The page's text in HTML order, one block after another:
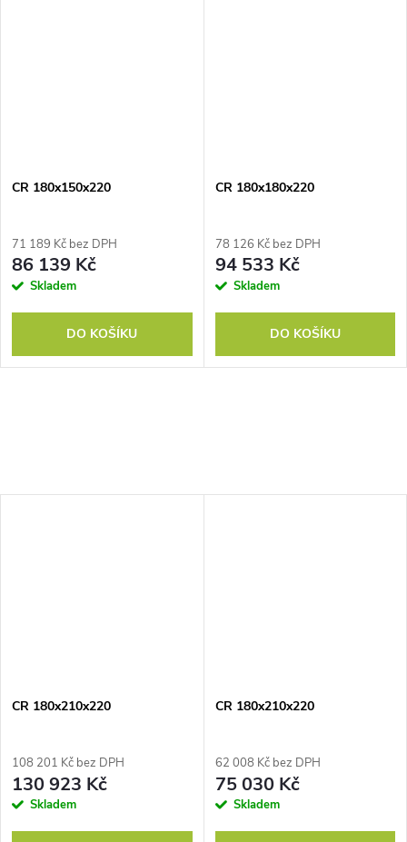
CR 180x150x220
71 189 Kč bez DPH
86 139 Kč
Skladem
DO KOŠÍKU
CR 180x180x220
78 126 Kč bez DPH
94 533 Kč
Skladem
DO KOŠÍKU
CR 180x210x220
108 201 Kč bez DPH
130 923 Kč
Skladem
CR 180x210x220
62 008 Kč bez DPH
75 030 Kč
Skladem